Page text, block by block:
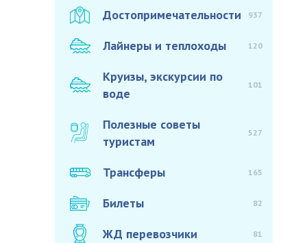
Достопримечательности 937
Лайнеры и теплоходы 120
Круизы, экскурсии по
воде
101
Полезные советы
туристам
527
Трансферы 165
Билеты 82
ЖД перевозчики 81